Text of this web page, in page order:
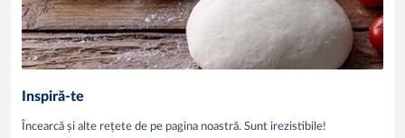
Inspiră-te
Încearcă și alte rețete de pe pagina noastră. Sunt irezistibile!